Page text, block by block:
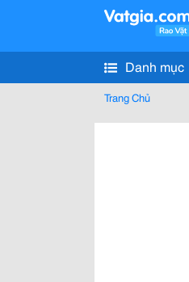
Danh mục
Trang Chủ